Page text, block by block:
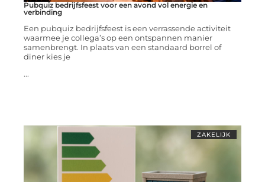
Pubquiz bedrijfsfeest voor een avond vol energie en
verbinding
Een pubquiz bedrijfsfeest is een verrassende activiteit
waarmee je collega’s op een ontspannen manier
samenbrengt. In plaats van een standaard borrel of
diner kies je
...
ZAKELIJK